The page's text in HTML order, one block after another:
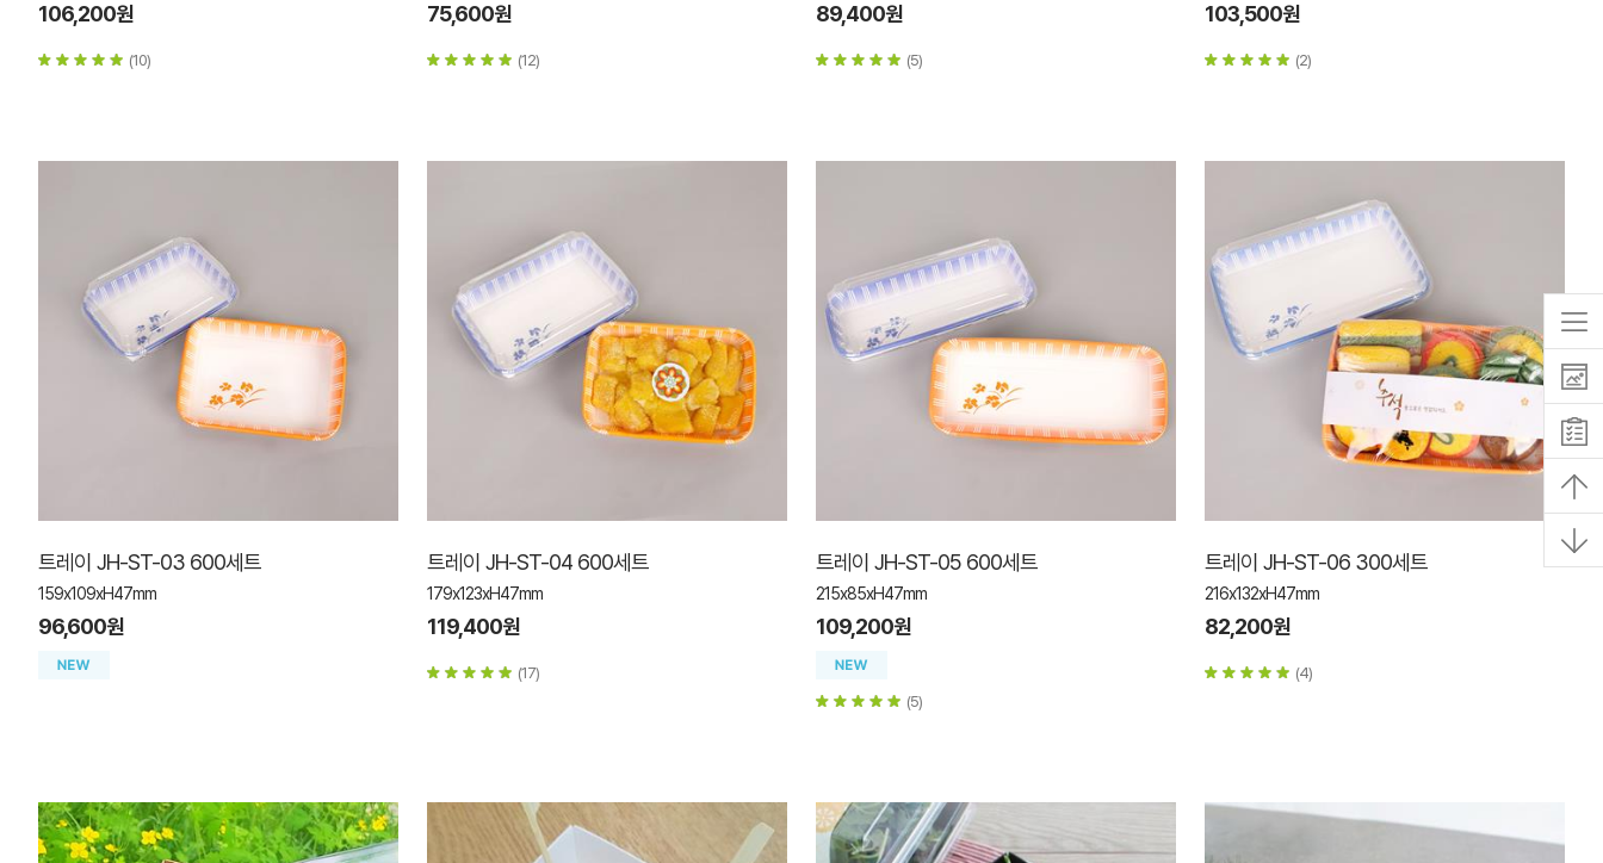
106,200원
(10)
75,600원
(12)
89,400원
(5)
103,500원
(2)
트레이 JH-ST-03 600세트
159x109xH47mm
96,600원
트레이 JH-ST-04 600세트
179x123xH47mm
119,400원
(17)
트레이 JH-ST-05 600세트
215x85xH47mm
109,200원
(5)
트레이 JH-ST-06 300세트
216x132xH47mm
82,200원
(4)